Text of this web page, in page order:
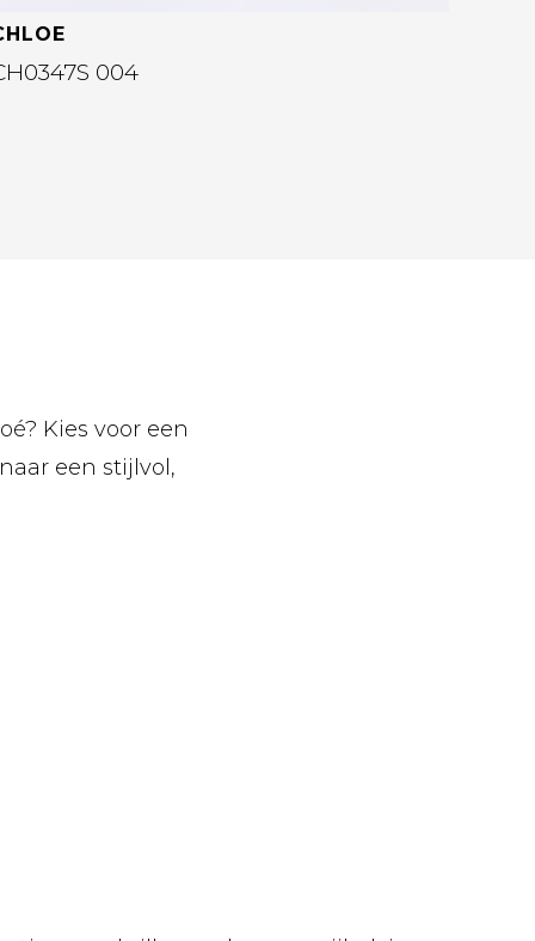
004
Kies voor een
een stijlvol,